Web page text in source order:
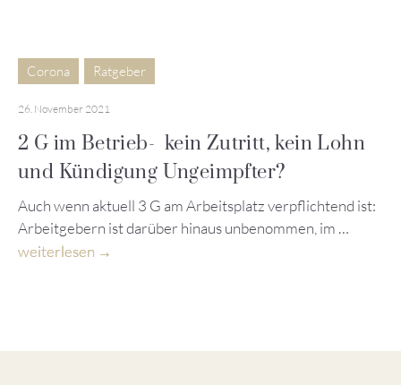
Corona Ratgeber
26. November 2021
2 G im Betrieb- kein Zutritt, kein Lohn
und Kündigung Ungeimpfter?
Auch wenn aktuell 3 G am Arbeitsplatz verpflichtend ist:
Arbeitgebern ist darüber hinaus unbenommen, im …
weiterlesen